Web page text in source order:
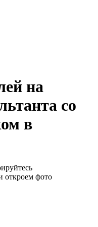
на
со
в
откроем фото